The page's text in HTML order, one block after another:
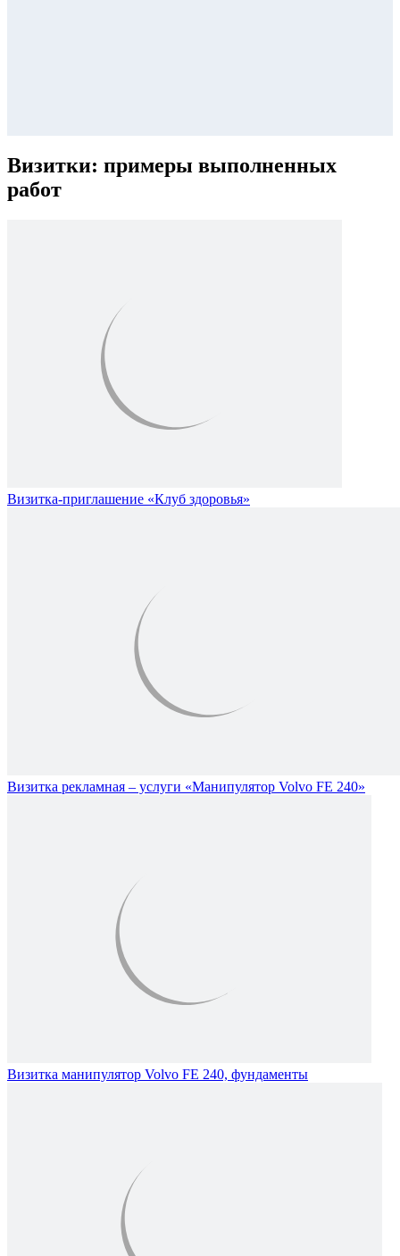
Визитки: примеры выполненных
работ
Визитка-приглашение «Клуб здоровья»
Визитка рекламная – услуги «Манипулятор Volvo FE 240»
Визитка манипулятор Volvo FE 240, фундаменты